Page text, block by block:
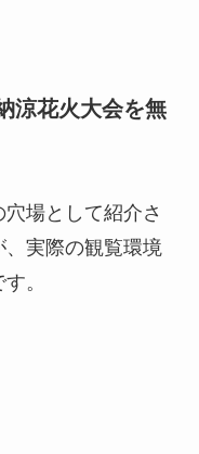
涼花火大会を無
穴場として紹介さ
実際の観覧環境
。